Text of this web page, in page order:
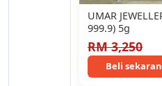
UMAR
999.9) 5g
RM 3,250
Beli